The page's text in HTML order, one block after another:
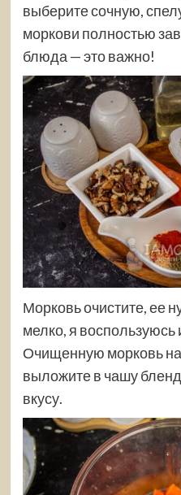
выберите сочную,
моркови полностью
блюда — это важно!
Морковь очистите, ее
мелко, я воспользуюсь
Очищенную морковь
выложите в чашу
вкусу.